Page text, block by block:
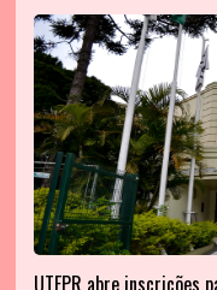
UTFPR abre inscrições